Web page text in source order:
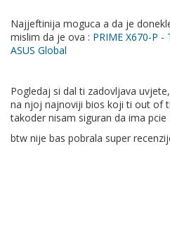
Najjeftinija moguca a da je
mislim da je ova : PRIME X670-P -
ASUS Global
Pogledaj si dal ti zadovljava
na njoj najnoviji bios koji ti out of
takoder nisam siguran da ima pcie
btw nije bas pobrala super